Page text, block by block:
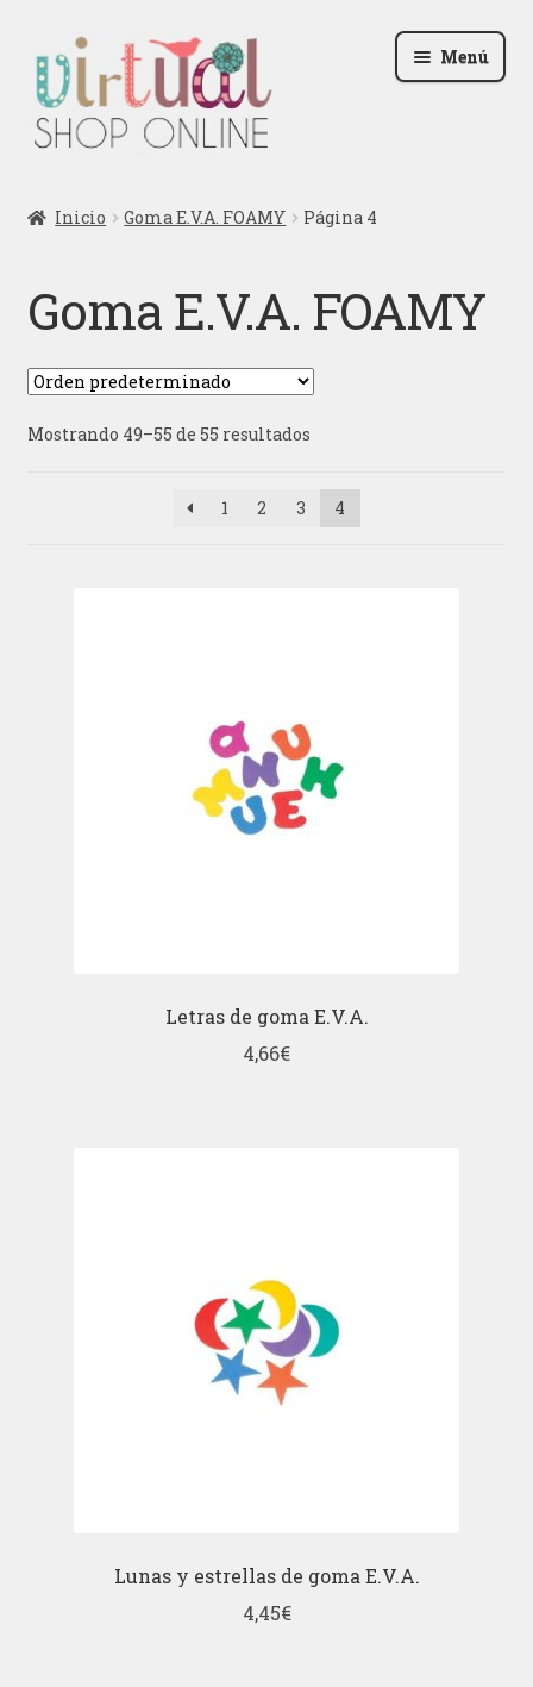
la
navegación
al
contenido
Menú
Contactar
Blog
Iniciar sesión
Inicio Goma E.V.A. FOAMY Página 4
Goma E.V.A. FOAMY
Mostrando 49–55 de 55 resultados
1 2 3 4
Letras de goma E.V.A.
4,66€
Lunas y estrellas de goma E.V.A.
4,45€